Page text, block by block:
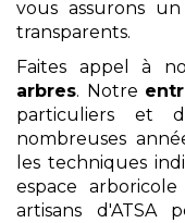
vous assurons un
transparents.
Faites appel à
arbres. Notre
particuliers et
nombreuses
les techniques
espace
artisans d'ATSA